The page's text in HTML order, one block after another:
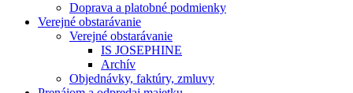
Doprava a platobné podmienky
Verejné obstarávanie
Verejné obstarávanie
IS JOSEPHINE
Archív
Objednávky, faktúry, zmluvy